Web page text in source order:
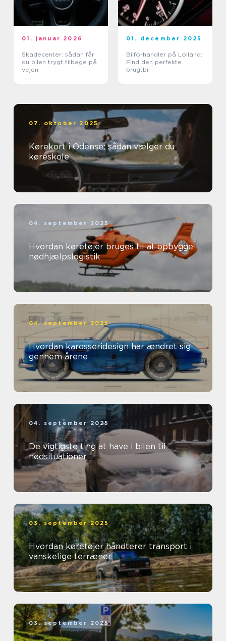
01. januar 2026
Skadecenter: sådan får
du bilen trygt tilbage på
vejen
01. december 2025
Bilforhandler på Lolland:
Find den perfekte
brugtbil
07. oktober 2025
Kørekort i Odense: sådan vælger du
køreskole
04. september 2025
Hvordan køretøjer bruges til at opbygge
nødhjælpslogistik
04. september 2025
Hvordan karosseridesign har ændret sig
gennem årene
04. september 2025
De vigtigste ting at have i bilen til
nødsituationer
03. september 2025
Hvordan køretøjer håndterer transport i
vanskelige terræner
03. september 2025